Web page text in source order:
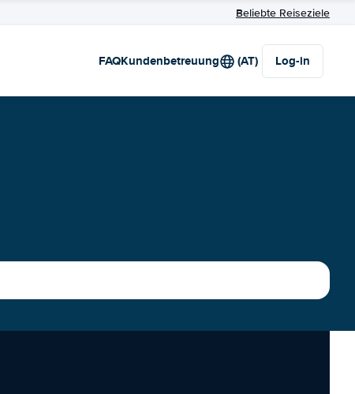
Beliebte Reiseziele
FAQKundenbetreuung (AT) Log-in